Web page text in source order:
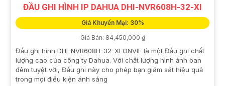
ĐẦU GHI HÌNH IP DAHUA DHI-NVR608H-32-XI
Giá Khuyến Mại: 30%
Giá Bán: 84,450,000 ₫
Đầu ghi hình DHI-NVR608H-32-XI ONVIF là một Đầu ghi chất
lượng cao của công ty Dahua. Với chất lượng hình ảnh ban
đêm tuyệt vời, Đầu ghi này cho phép bạn giám sát hiệu quả
trong mọi điều kiện ánh sáng